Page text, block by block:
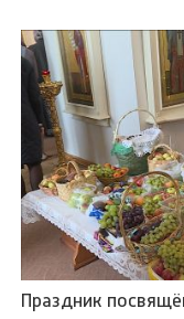
Праздник